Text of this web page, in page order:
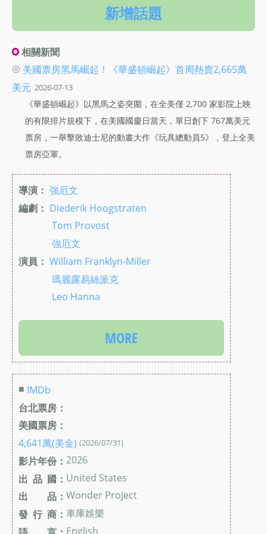
新增話題
相關新聞
◎ 美國票房黑馬崛起！《華盛頓崛起》首周熱賣2,665萬
美元 2026-07-13
《華盛頓崛起》以黑馬之姿突圍，在全美僅 2,700 家影院上映
的有限排片規模下，在美國國慶日當天，單日創下 767萬美元
票房，一舉擊敗迪士尼的動畫大作《玩具總動員5》，登上全美
票房亞軍。
導演： 強厄文
編劇： Diederik Hoogstraten
Tom Provost
強厄文
演員： William Franklyn-Miller
瑪麗露易絲派克
Leo Hanna
MORE
■ IMDb
台北票房：
美國票房：
4,641萬(美金) (2026/07/31)
影片年份： 2026
出 品 國： United States
出 品： Wonder Project
發 行 商： 車庫娛樂
English